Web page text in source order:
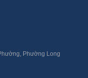
Phường Long